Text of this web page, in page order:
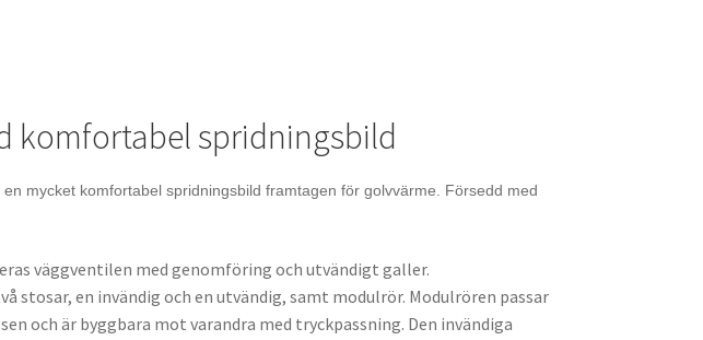
komfortabel spridningsbild
mycket komfortabel spridningsbild framtagen för golvvärme. Försedd med
väggventilen med genomföring och utvändigt galler.
stosar, en invändig och en utvändig, samt modulrör. Modulrören passar
och är byggbara mot varandra med tryckpassning. Den invändiga